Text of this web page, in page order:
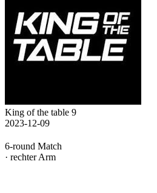
King of the table 9
2023-12-09
6-round Match
· rechter Arm